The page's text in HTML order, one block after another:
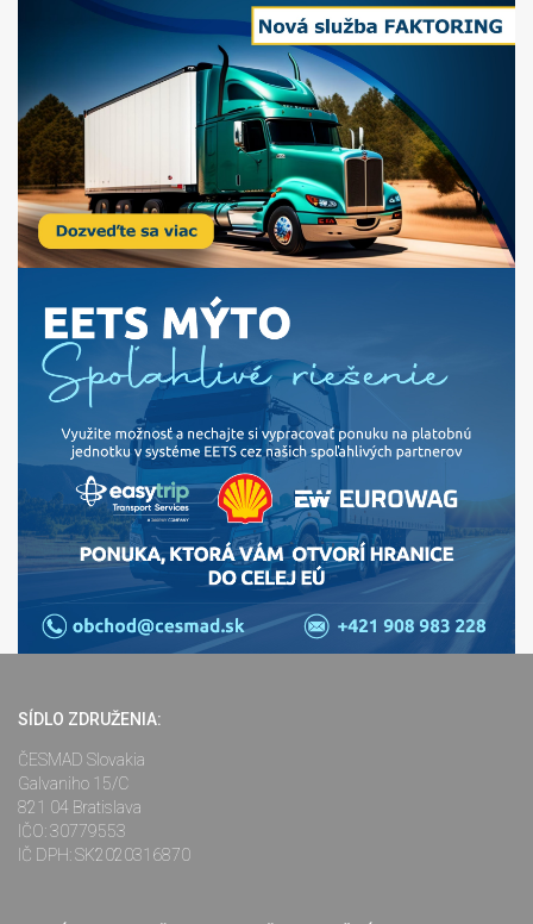
SÍDLO ZDRUŽENIA:
ČESMAD Slovakia
Galvaniho 15/C
821 04 Bratislava
IČO: 30779553
IČ DPH: SK2020316870